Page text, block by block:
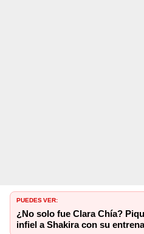
PUEDES VER:
¿No solo fue Clara Chía?
infiel a Shakira con su